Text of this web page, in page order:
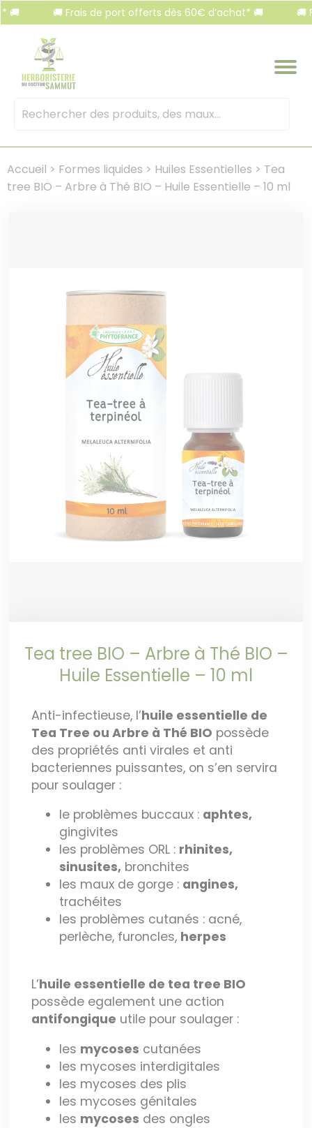
🚚 Frais de port offerts dès 60€ d’achat* 🚚 🚚
Mots
Accueil > Formes liquides > Huiles Essentielles > Tea
tree BIO – Arbre à Thé BIO – Huile Essentielle – 10 ml
Tea tree BIO – Arbre à Thé BIO –
Huile Essentielle – 10 ml
Anti-infectieuse, l’huile essentielle de
Tea Tree ou Arbre à Thé BIO possède
des propriétés anti virales et anti
bacteriennes puissantes, on s’en servira
pour soulager :
le problèmes buccaux : aphtes,
gingivites
les problèmes ORL : rhinites,
sinusites, bronchites
les maux de gorge : angines,
trachéites
les problèmes cutanés : acné,
perlèche, furoncles, herpes
L’huile essentielle de tea tree BIO
possède egalement une action
antifongique utile pour soulager :
les mycoses cutanées
les mycoses interdigitales
les mycoses des plis
les mycoses génitales
les mycoses des ongles
Panneau de gestion des cookies